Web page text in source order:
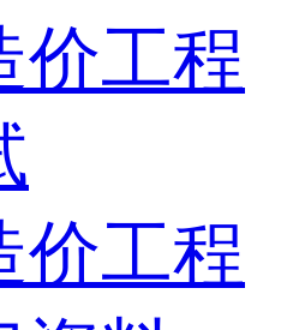
价工程
价工程